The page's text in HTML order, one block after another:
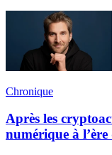
Chronique
Après les
numérique à l’ère